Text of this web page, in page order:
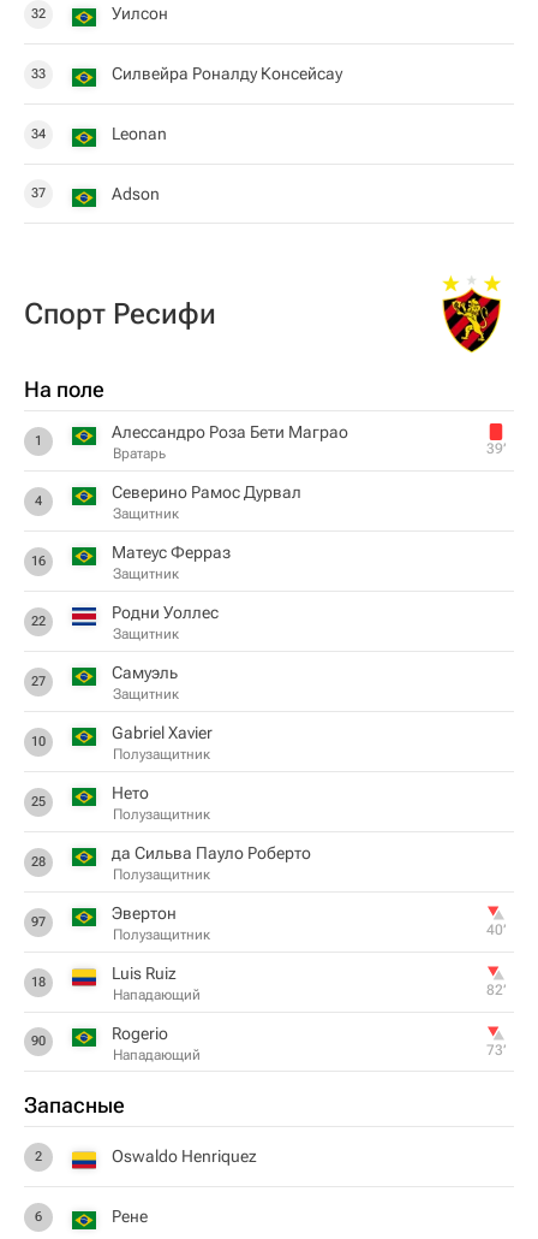
32 Уилсон
33 Силвейра Роналду Консейсау
34 Leonan
37 Adson
Спорт Ресифи
На поле
1 Алессандро Роза Бети Маграо
Вратарь 39‎’‎
4 Северино Рамос Дурвал
Защитник
16 Матеус Ферраз
Защитник
22 Родни Уоллес
Защитник
27 Самуэль
Защитник
10 Gabriel Xavier
Полузащитник
25 Нето
Полузащитник
28 да Сильва Пауло Роберто
Полузащитник
97 Эвертон
Полузащитник 40‎’‎
18 Luis Ruiz
Нападающий 82‎’‎
90 Rogerio
Нападающий 73‎’‎
Запасные
2 Oswaldo Henriquez
6 Рене